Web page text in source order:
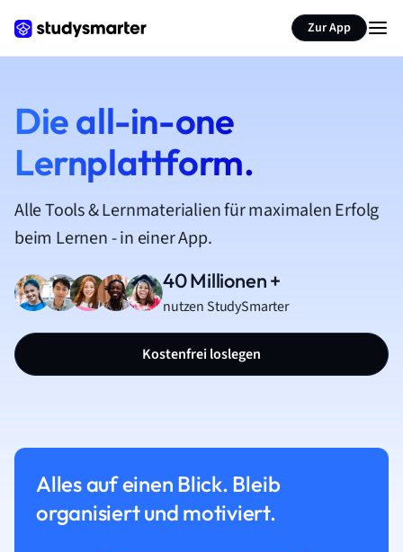
Zur App
Die all-in-one
Lernplattform.
Alle Tools & Lernmaterialien für maximalen Erfolg
beim Lernen - in einer App.
40 Millionen +
nutzen StudySmarter
Kostenfrei loslegen
Alles auf einen Blick. Bleib
organisiert und motiviert.